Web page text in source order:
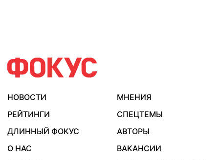
НОВОСТИ
МНЕНИЯ
РЕЙТИНГИ
СПЕЦТЕМЫ
ДЛИННЫЙ ФОКУС
АВТОРЫ
О НАС
ВАКАНСИИ